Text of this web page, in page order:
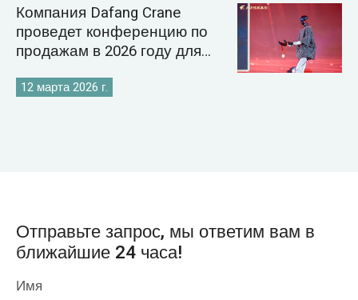
Компания Dafang Crane
проведет конференцию по
продажам в 2026 году для
на мировом рынке кранов.
12 марта 2026 г.
Отправьте запрос, мы ответим вам в
ближайшие 24 часа!
Имя